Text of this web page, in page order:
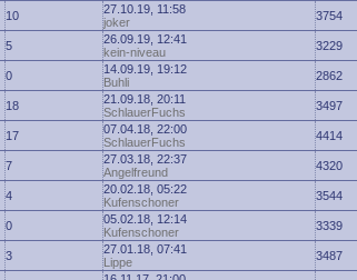
10
27.10.19, 11:58
joker
3754
5
26.09.19, 12:41
kein-niveau
3229
0
14.09.19, 19:12
Buhli
2862
18
21.09.18, 20:11
SchlauerFuchs
3497
17
07.04.18, 22:00
SchlauerFuchs
4414
7
27.03.18, 22:37
Angelfreund
4320
4
20.02.18, 05:22
Kufenschoner
3544
0
05.02.18, 12:14
Kufenschoner
3339
3
27.01.18, 07:41
Lippe
3487